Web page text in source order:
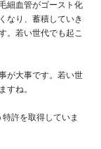
細血管がゴースト化
なり、蓄積していき
。若い世代でも起こ
が大事です。若い世
すね。
許を取得していま